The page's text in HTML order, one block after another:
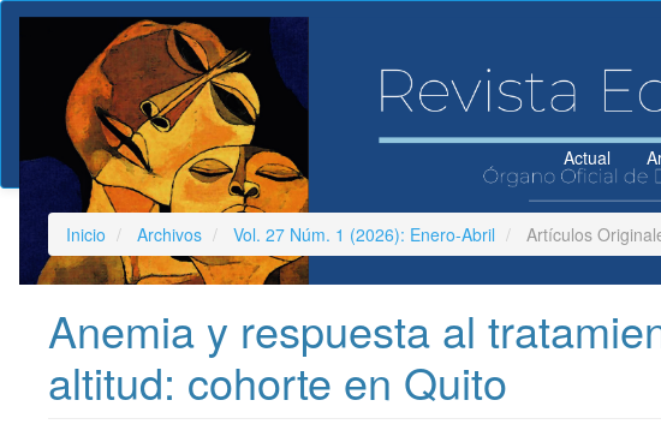
Navegación
Contenido
principal
Barra
lateral
Actual
Inicio Archivos Vol. 27 Núm. 1 (2026): Enero-Abril Artículos
Anemia y respuesta al
altitud: cohorte en Quito